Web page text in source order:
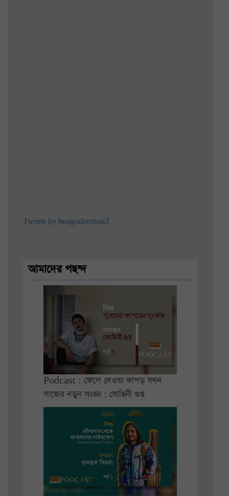
Tweets by bongodorshon3
আমাদের পছন্দ
Podcast : ফেলে দেওয়া কাপড় যখন
সাজের নতুন সংজ্ঞা : সোহিনী গুপ্ত